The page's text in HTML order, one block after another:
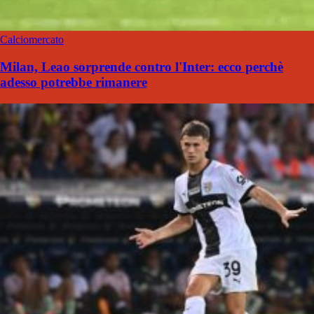
Calciomercato
Milan, Leao sorprende contro l'Inter: ecco perchè
adesso potrebbe rimanere